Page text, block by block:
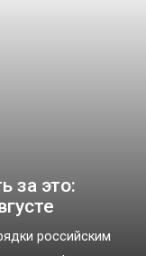
за это:
российским